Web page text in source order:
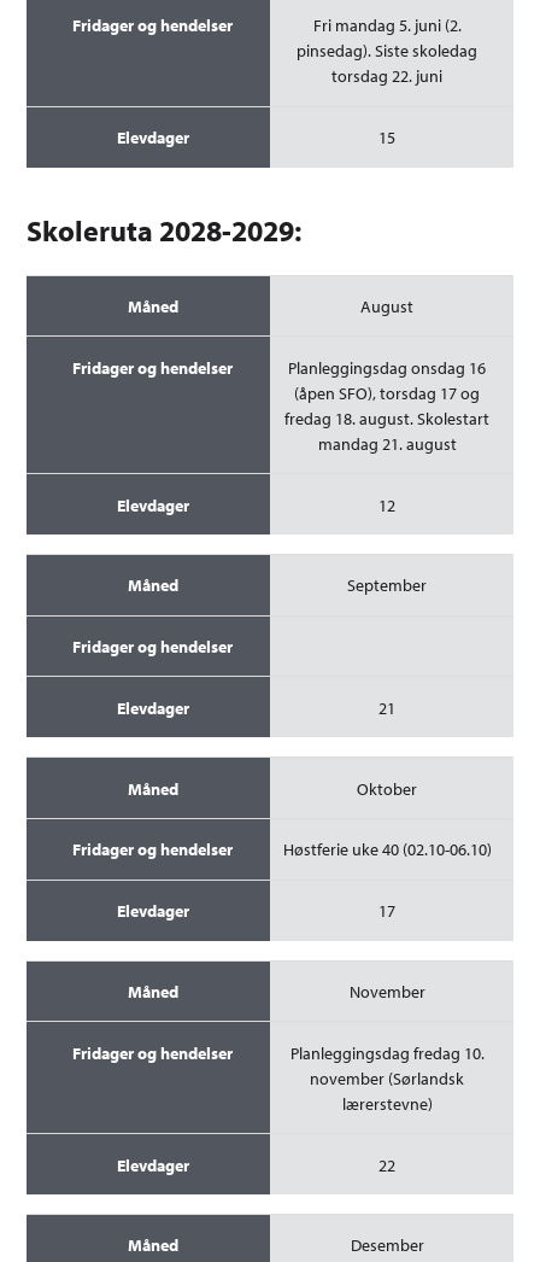
Fri mandag 5. juni (2.
pinsedag). Siste skoledag
torsdag 22. juni
15
Skoleruta 2028-2029:
Måned
Fridager og hendelser
Elevdager
August
Planleggingsdag onsdag 16
(åpen SFO), torsdag 17 og
fredag 18. august. Skolestart
mandag 21. august
12
September
21
Oktober
Høstferie uke 40 (02.10-06.10)
17
November
Planleggingsdag fredag 10.
november (Sørlandsk
lærerstevne)
22
Desember